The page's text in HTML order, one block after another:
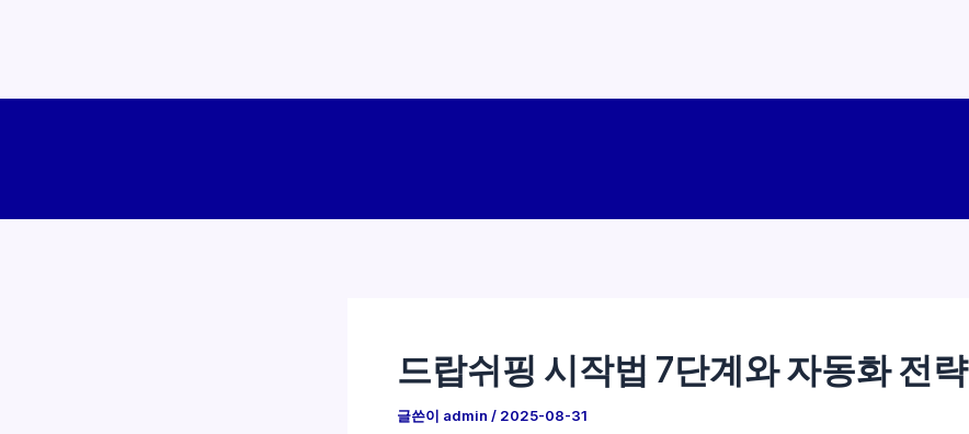
드랍쉬핑 시작법 7단계와 자동화 전략
글쓴이 admin / 2025-08-31